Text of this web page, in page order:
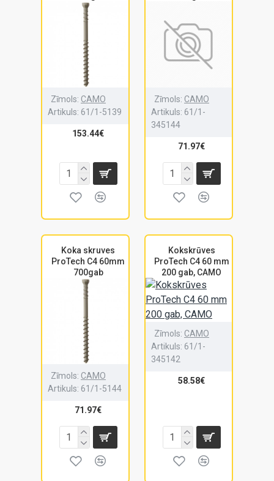
Zīmols: CAMO
Artikuls: 61/1-5139
153.44€
Zīmols: CAMO
Artikuls: 61/1-
345144
71.97€
Koka skruves
ProTech C4 60mm
700gab
Zīmols: CAMO
Artikuls: 61/1-5144
71.97€
Kokskrūves
ProTech C4 60 mm
200 gab, CAMO
Zīmols: CAMO
Artikuls: 61/1-
345142
58.58€